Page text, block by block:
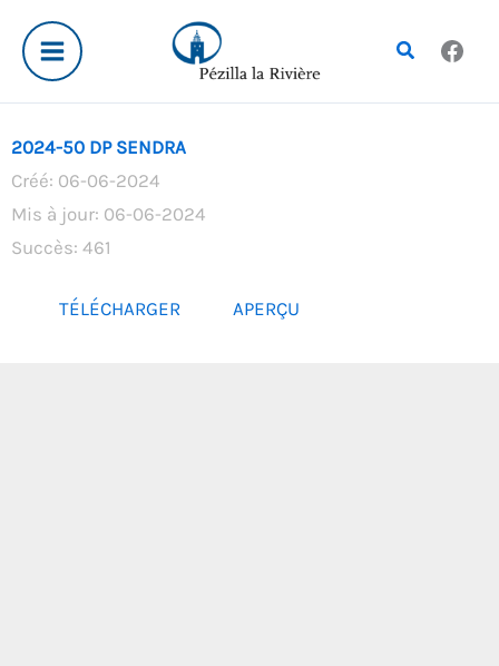
contenu
Rechercher
2024-50 DP SENDRA
Créé: 06-06-2024
Mis à jour: 06-06-2024
Succès: 461
TÉLÉCHARGER APERÇU